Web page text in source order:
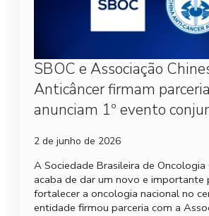
SBOC e Associação
Anticâncer firmam
anunciam 1º evento
2 de junho de 2026
A Sociedade Brasileira de Oncologia
acaba de dar um novo e importante
fortalecer a oncologia nacional no
entidade firmou parceria com a